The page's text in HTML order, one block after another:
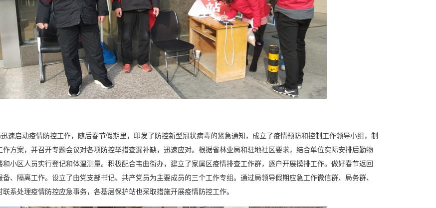
启动疫情防控工作，随后春节假期里，印发了防控新型冠状病毒的紧急通知，成立了疫情预防和控制工作领导小组，制
作方案，并召开专题会议对各项防控举措查漏补缺，迅速应对。根据省林业局和驻地社区要求，结合单位实际安排后勤物
和小区人员实行登记和体温测量。积极配合韦曲街办，建立了家属区疫情排查工作群，逐户开展摸排工作。做好春节返回
备、隔离工作。设立了由党支部书记、共产党员为主要成员的三个工作专组。通过局领导假期应急工作微信群、局务群、
系处理疫情防控应急事务，各基层保护站也采取措施开展疫情防控工作。